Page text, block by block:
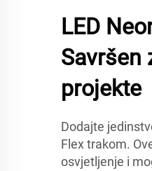
LED
Savršen
projekte
Dodajte
Flex trakom.
osvjetljenje i